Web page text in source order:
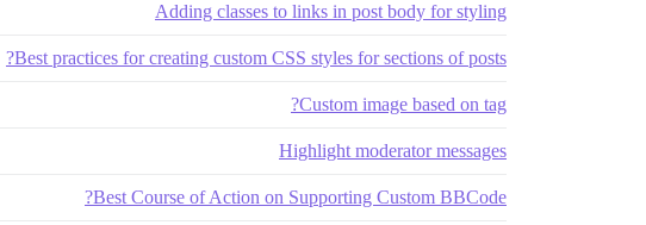
Adding classes to links in post body for styling
Best practices for creating custom CSS styles for sections of posts?
Custom image based on tag?
Highlight moderator messages
Best Course of Action on Supporting Custom BBCode?